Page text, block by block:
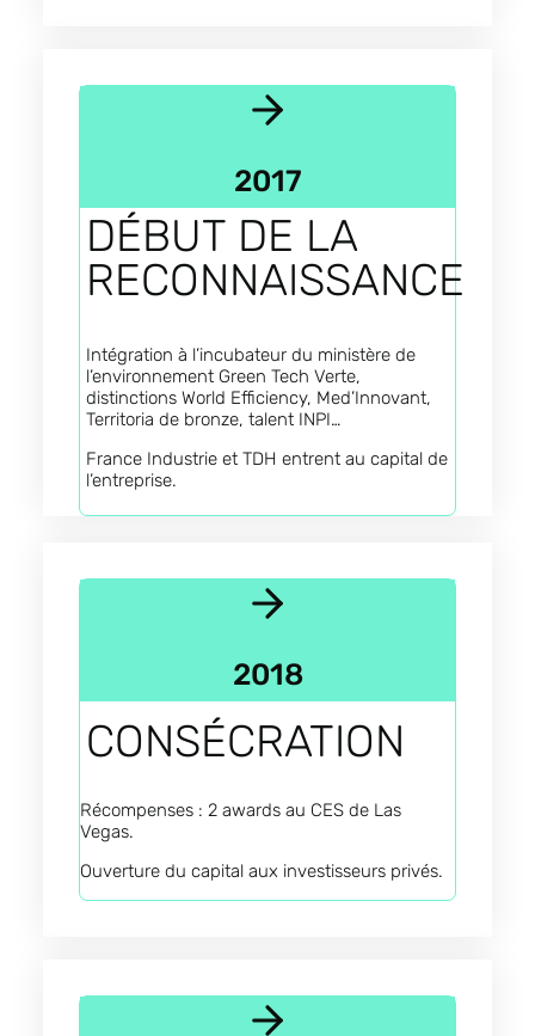
2017
DÉBUT DE LA
RECONNAISSANCE
Intégration à l’incubateur du ministère de
l’environnement Green Tech Verte,
distinctions World Efficiency, Med’Innovant,
Territoria de bronze, talent INPI…
France Industrie et TDH entrent au capital de
l’entreprise.
2018
CONSÉCRATION
Récompenses : 2 awards au CES de Las
Vegas.
Ouverture du capital aux investisseurs privés.